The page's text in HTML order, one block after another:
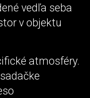
vedľa seba
v objektu
atmosféry.